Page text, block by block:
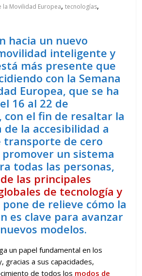
la Movilidad Europea,tecnologías,
hacia un nuevo
inteligente y
más presente que
con la Semana
Europea, que se ha
16 al 22 de
con el fin de resaltar la
la accesibilidad a
transporte de cero
un sistema
todas las personas,
las principales
de tecnología y
pone de relieve cómo la
es clave para avanzar
modelos.
un papel fundamental en los
gracias a sus capacidades,
de todos los modos de